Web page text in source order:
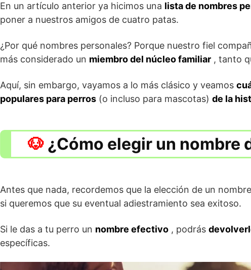
En un artículo anterior ya hicimos una lista de nombres
poner a nuestros amigos de cuatro patas.
¿Por qué nombres personales? Porque nuestro fiel
más considerado un miembro del núcleo familiar , tanto
Aquí, sin embargo, vayamos a lo más clásico y veamos
populares para perros (o incluso para mascotas) de la
¿Cómo elegir un nombre
Antes que nada, recordemos que la elección de un
si queremos que su eventual adiestramiento sea exitoso.
Si le das a tu perro un nombre efectivo , podrás
específicas.